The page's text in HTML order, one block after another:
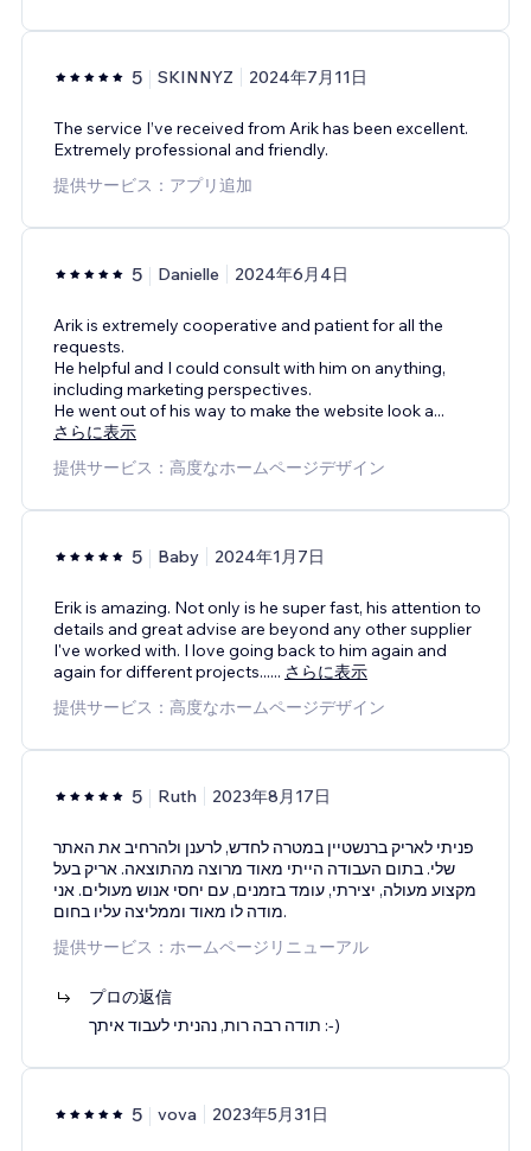
5 SKINNYZ 2024年7月11日
The service I’ve received from Arik has been excellent.
Extremely professional and friendly.
提供サービス：アプリ追加
5 Danielle 2024年6月4日
Arik is extremely cooperative and patient for all the
requests.
He helpful and I could consult with him on anything,
including marketing perspectives.
He went out of his way to make the website look a...
さらに表示
提供サービス：高度なホームページデザイン
5 Baby 2024年1月7日
Erik is amazing. Not only is he super fast, his attention to
details and great advise are beyond any other supplier
I've worked with. I love going back to him again and
again for different projects...... さらに表示
提供サービス：高度なホームページデザイン
5 Ruth 2023年8月17日
פניתי לאריק ברנשטיין במטרה לחדש, לרענן ולהרחיב את האתר
שלי. בתום העבודה הייתי מאוד מרוצה מהתוצאה. אריק בעל
מקצוע מעולה, יצירתי, עומד בזמנים, עם יחסי אנוש מעולים. אני
מודה לו מאוד וממליצה עליו בחום.
提供サービス：ホームページリニューアル
プロの返信
תודה רבה רות, נהניתי לעבוד איתך :-)
5 vova 2023年5月31日